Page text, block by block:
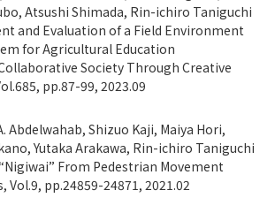
Atsushi Shimada, Rin-ichiro Taniguchi
and Evaluation of a Field Environment
for Agricultural Education
Society Through Creative
pp.87-99, 2023.09
Abdelwahab, Shizuo Kaji, Maiya Hori,
Yutaka Arakawa, Rin-ichiro Taniguchi
From Pedestrian Movement
Vol.9, pp.24859-24871, 2021.02